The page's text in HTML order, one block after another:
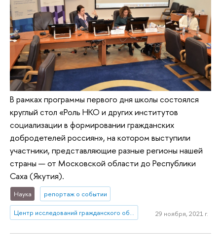
В рамках программы первого дня школы состоялся
круглый стол «Роль НКО и других институтов
социализации в формировании гражданских
добродетелей россиян», на котором выступили
участники, представляющие разные регионы нашей
страны — от Московской области до Республики
Саха (Якутия).
Наука репортаж о событии
Центр исследований гражданского общества и некоммерческого сектора 29 ноября, 2021 г.